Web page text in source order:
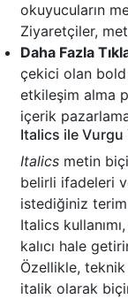
okuyucuların
Ziyaretçiler,
Daha Fazla
çekici olan bold
etkileşim alma
içerik
Italics ile Vurgu
Italics metin
belirli ifadeleri
istediğiniz
Italics
kalıcı hale
Özellikle,
italik olarak